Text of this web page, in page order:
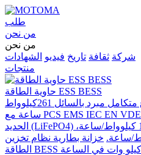
طلب
من نحن
من نحن
شركة ثقافة تاريخ فيديو الشهادات
منتجات
حاوية الطاقة ESS BESS
نظام تخزين الطاقة الموزع متكامل مبرد بالسائل 261كيلوواط
ساعة مع PCS EMS IEC EN VDE
الحديد (LiFePO4) ذكية بقدرة 100 كيلوواط، 161 كيلوواط/ساعة،
خزانة بطارية نظام تخزين
الطاقة BESS بقدرة 100 كيلو وات 215 كيلو وات في الساعة